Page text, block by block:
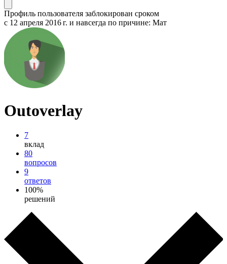
Профиль пользователя заблокирован сроком
с 12 апреля 2016 г. и навсегда по причине: Мат
Outoverlay
7
вклад
80
вопросов
9
ответов
100%
решений